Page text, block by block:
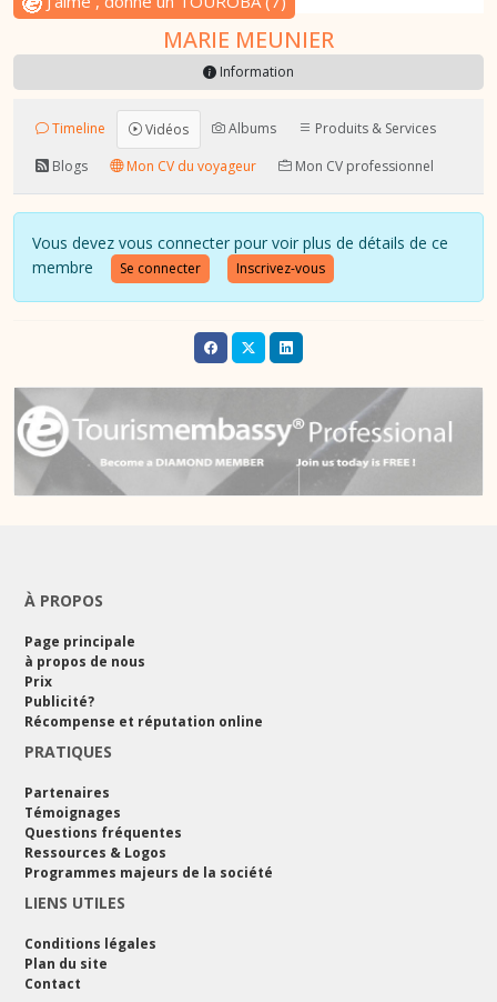
MARIE MEUNIER
Information
Timeline Vidéos Albums
Produits & Services
Blogs
Mon CV du voyageur Mon CV professionnel
Vous devez vous connecter pour voir plus de détails de ce
membre
Se connecter Inscrivez-vous
À PROPOS
Page principale
à propos de nous
Prix
Publicité?
Récompense et réputation online
PRATIQUES
Partenaires
Témoignages
Questions fréquentes
Ressources & Logos
Programmes majeurs de la société
LIENS UTILES
Conditions légales
Plan du site
Contact